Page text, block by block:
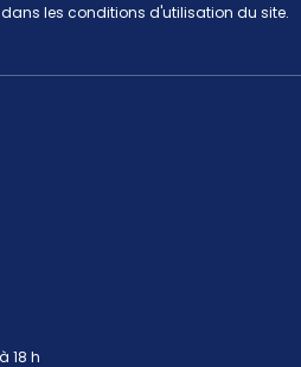
les conditions d'utilisation du site.
18 h